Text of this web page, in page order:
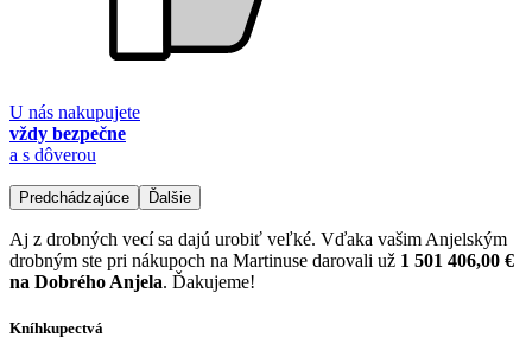
U nás nakupujete
vždy bezpečne
a s dôverou
Predchádzajúce Ďalšie
Aj z drobných vecí sa dajú urobiť veľké. Vďaka vašim Anjelským
drobným ste pri nákupoch na Martinuse darovali už 1 501 406,00 €
na Dobrého Anjela. Ďakujeme!
Kníhkupectvá